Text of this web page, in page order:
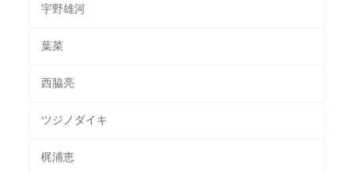
宇野雄河
葉菜
西脇亮
ツジノダイキ
梶浦恵